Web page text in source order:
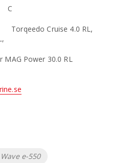
Cruise 4.0 RL,
MAG Power 30.0 RL
e-550